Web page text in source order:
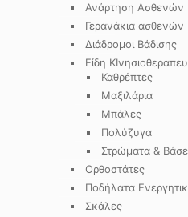
Ανάρτηση Ασθενών
Γερανάκια ασθενών
Διάδρομοι Βάδισης
Είδη
Καθρέπτες
Μαξιλάρια
Μπάλες
Πολύζυγα
Στρώματα &
Ορθοστάτες
Ποδήλατα
Σκάλες